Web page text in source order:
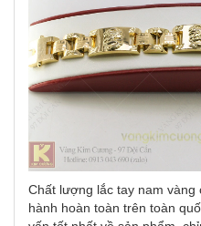
Chất lượng lắc tay nam
hành hoàn toàn trên toàn